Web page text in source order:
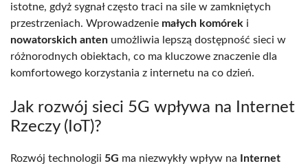
istotne, gdyż sygnał często traci na sile w zamkniętych
przestrzeniach. Wprowadzenie małych komórek i
nowatorskich anten umożliwia lepszą dostępność sieci w
różnorodnych obiektach, co ma kluczowe znaczenie dla
komfortowego korzystania z internetu na co dzień.
Jak rozwój sieci 5G wpływa na Internet
Rzeczy (IoT)?
Rozwój technologii 5G ma niezwykły wpływ na
Internet